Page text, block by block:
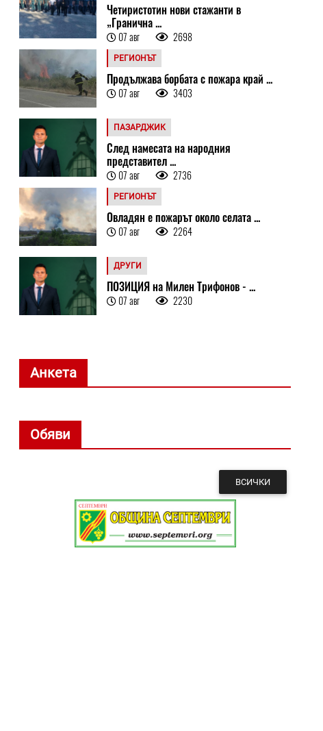
Четиристотин нови стажанти в
„Гранична ...
07 авг 2698
РЕГИОНЪТ
Продължава борбата с пожара край ...
07 авг 3403
ПАЗАРДЖИК
След намесата на народния
представител ...
07 авг 2736
РЕГИОНЪТ
Овладян е пожарът около селата ...
07 авг 2264
ДРУГИ
ПОЗИЦИЯ на Милен Трифонов - ...
07 авг 2230
Анкета
Обяви
ВСИЧКИ